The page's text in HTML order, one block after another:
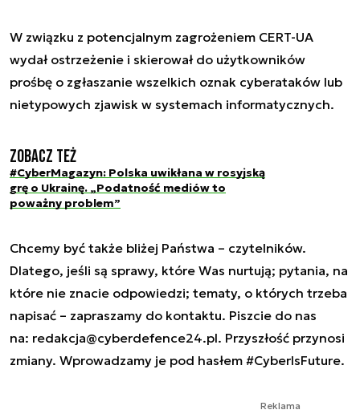
W związku z potencjalnym zagrożeniem CERT-UA
wydał ostrzeżenie i skierował do użytkowników
prośbę o zgłaszanie wszelkich oznak cyberataków lub
nietypowych zjawisk w systemach informatycznych.
Zobacz też
#CyberMagazyn: Polska uwikłana w rosyjską
grę o Ukrainę. „Podatność mediów to
poważny problem”
Chcemy być także bliżej Państwa – czytelników.
Dlatego, jeśli są sprawy, które Was nurtują; pytania, na
które nie znacie odpowiedzi; tematy, o których trzeba
napisać – zapraszamy do kontaktu. Piszcie do nas
na: redakcja@cyberdefence24.pl. Przyszłość przynosi
zmiany. Wprowadzamy je pod hasłem #CyberIsFuture.
Reklama